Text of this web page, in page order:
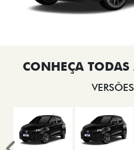
VERSÕES